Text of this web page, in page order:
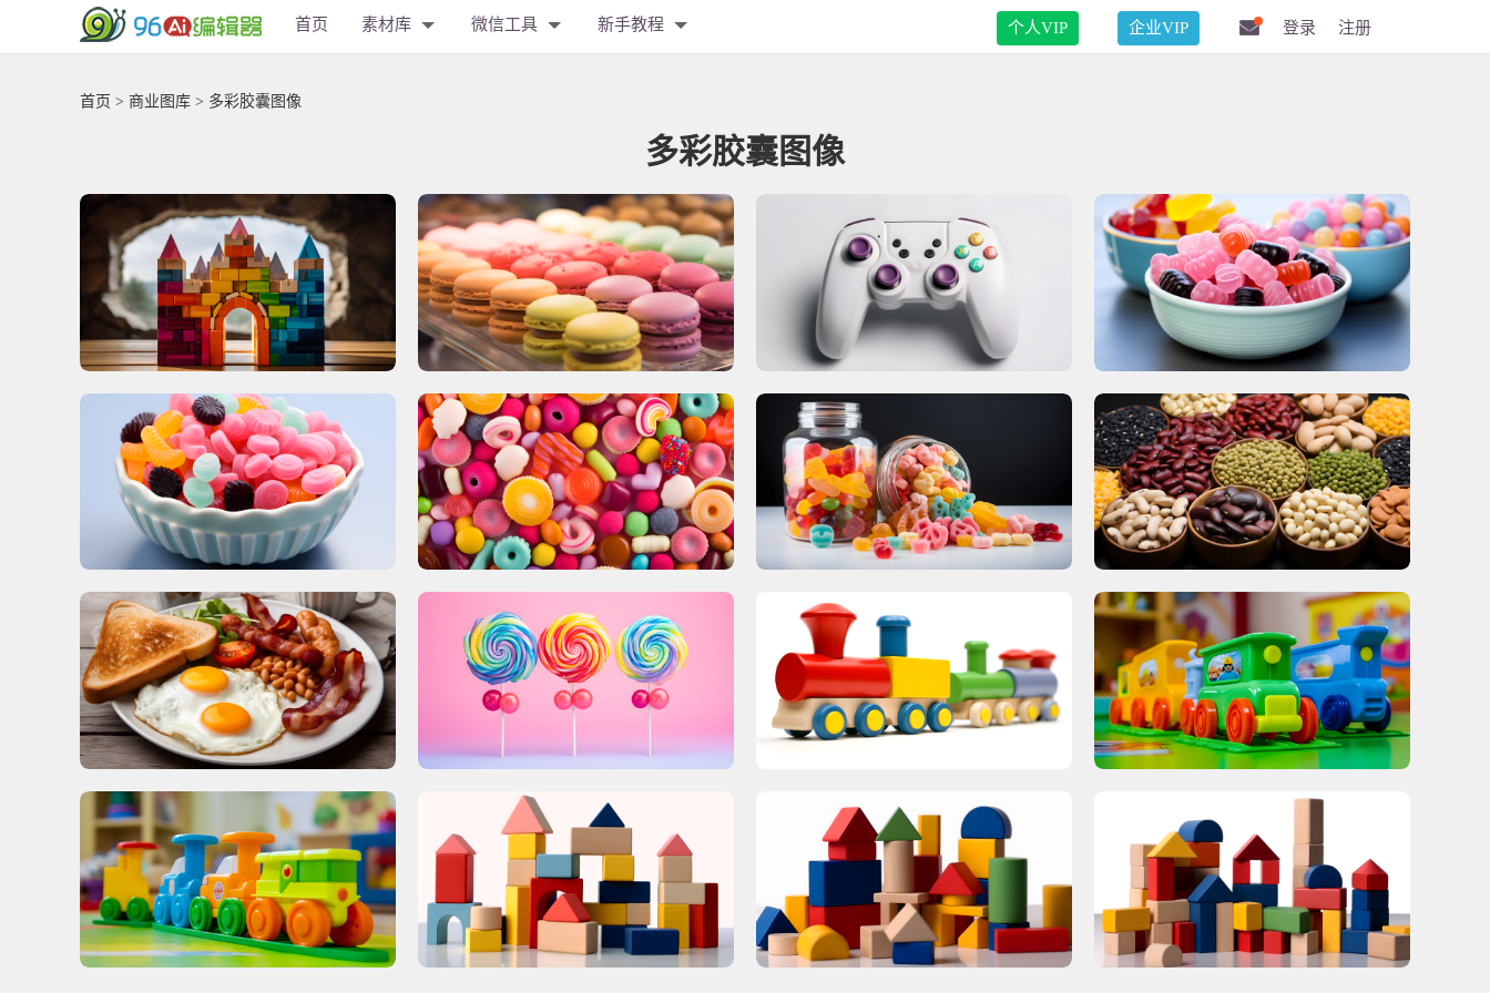
首页 素材库 微信工具 新手教程 个人VIP 企业VIP 登录 注册
首页 > 商业图库 > 多彩胶囊图像
多彩胶囊图像